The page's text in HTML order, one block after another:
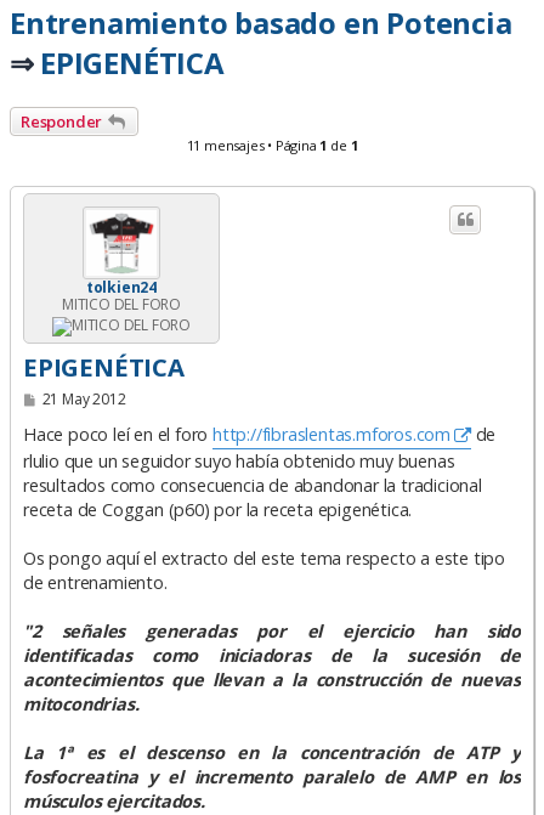
Entrenamiento basado en Potencia
⇒ EPIGENÉTICA
Responder
11 mensajes • Página 1 de 1
tolkien24
MITICO DEL FORO
EPIGENÉTICA
M
n
a
j
21 May 2012
Hace poco leí en el foro http://fibraslentas.mforos.com
de
rlulio que un seguidor suyo había obtenido muy buenas
resultados como consecuencia de abandonar la tradicional
receta de Coggan (p60) por la receta epigenética.
Os pongo aquí el extracto del este tema respecto a este tipo
de entrenamiento.
"2 señales generadas por el ejercicio han sido
identificadas como iniciadoras de la sucesión de
acontecimientos que llevan a la construcción de nuevas
mitocondrias.
La 1ª es el descenso en la concentración de ATP y
fosfocreatina y el incremento paralelo de AMP en los
músculos ejercitados.